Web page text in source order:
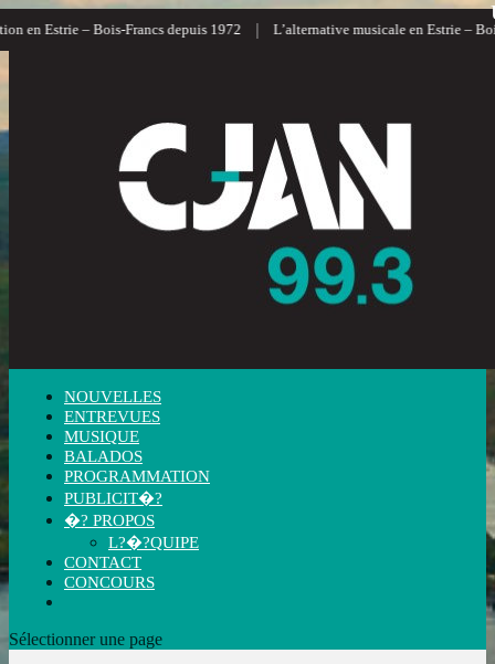
en Estrie – Bois-Francs depuis 1972 L’alternative musicale en Estrie –
NOUVELLES
ENTREVUES
MUSIQUE
BALADOS
PROGRAMMATION
PUBLICIT�?
�? PROPOS
L?�?QUIPE
CONTACT
CONCOURS
Sélectionner une page